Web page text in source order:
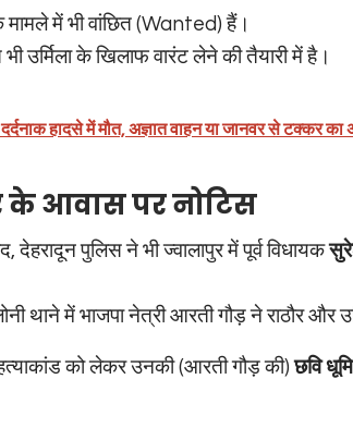
में भी वांछित (Wanted) हैं।
भी उर्मिला के खिलाफ वारंट लेने की तैयारी में है।
हादसे में मौत, अज्ञात वाहन या जानवर से टक्कर का
के आवास पर नोटिस
देहरादून पुलिस ने भी ज्वालापुर में पूर्व विधायक
थाने में भाजपा नेत्री आरती गौड़ ने राठौर और
को लेकर उनकी (आरती गौड़ की)छवि